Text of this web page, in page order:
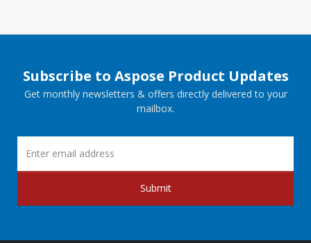
Subscribe to Aspose Product Updates
Get monthly newsletters & offers directly delivered to your
mailbox.
Submit